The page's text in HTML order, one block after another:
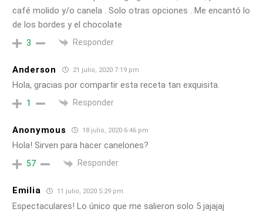
café molido y/o canela . Solo otras opciones . Me encantó lo
de los bordes y el chocolate
3 Responder
Anderson 21 julio, 2020 7:19 pm
Hola, gracias por compartir esta receta tan exquisita.
1 Responder
Anonymous 18 julio, 2020 6:46 pm
Hola! Sirven para hacer canelones?
57 Responder
Emilia 11 julio, 2020 5:29 pm
Espectaculares! Lo único que me salieron solo 5 jajajaj